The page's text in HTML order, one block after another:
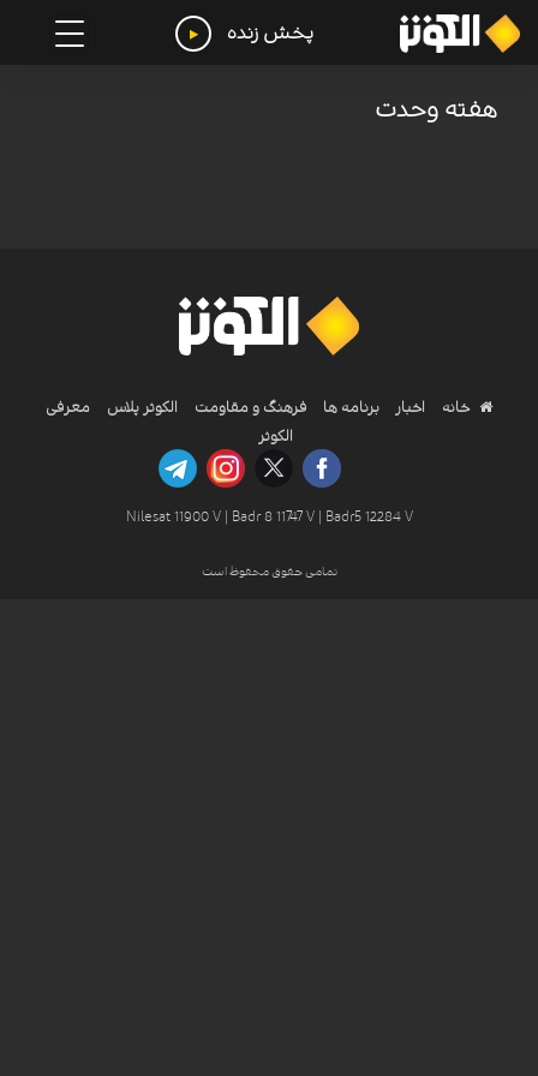
پخش زنده
هفته وحدت
خانه اخبار برنامه ها فرهنگ و مقاومت الکوثر پلاس
معرفی
الکوثر
Nilesat 11900 V | Badr 8 11747 V | Badr5 12284 V
تمامی حقوق محفوظ است